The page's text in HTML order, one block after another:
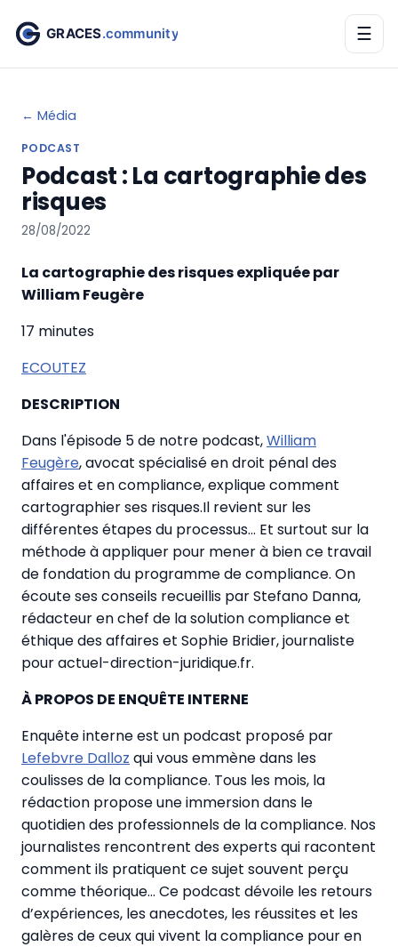
☰
← Média
PODCAST
Podcast : La cartographie des
risques
28/08/2022
La cartographie des risques expliquée par
William Feugère
17 minutes
ECOUTEZ
DESCRIPTION
Dans l'épisode 5 de notre podcast,William
Feugère, avocat spécialisé en droit pénal des
affaires et en compliance, explique comment
cartographier ses risques.Il revient sur les
différentes étapes du processus... Et surtout sur la
méthode à appliquer pour mener à bien ce travail
de fondation du programme de compliance. On
écoute ses conseils recueillis par Stefano Danna,
rédacteur en chef de la solution compliance et
éthique des affaires et Sophie Bridier, journaliste
pour actuel-direction-juridique.fr.
À PROPOS DE ENQUÊTE INTERNE
Enquête interne est un podcast proposé par
Lefebvre Dalloz qui vous emmène dans les
coulisses de la compliance. Tous les mois, la
rédaction propose une immersion dans le
quotidien des professionnels de la compliance. Nos
journalistes rencontrent des experts qui racontent
comment ils pratiquent ce sujet souvent perçu
comme théorique… Ce podcast dévoile les retours
d’expériences, les anecdotes, les réussites et les
galères de ceux qui vivent la compliance pour en